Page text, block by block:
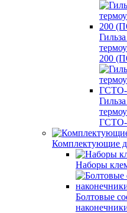
200
Комплектующие
Наборы
Болтовые